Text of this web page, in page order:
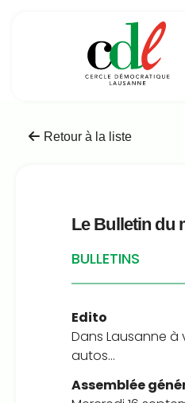
Retour à la liste
Le Bulletin du
BULLETINS
Edito
Dans Lausanne à
autos…
Assemblée